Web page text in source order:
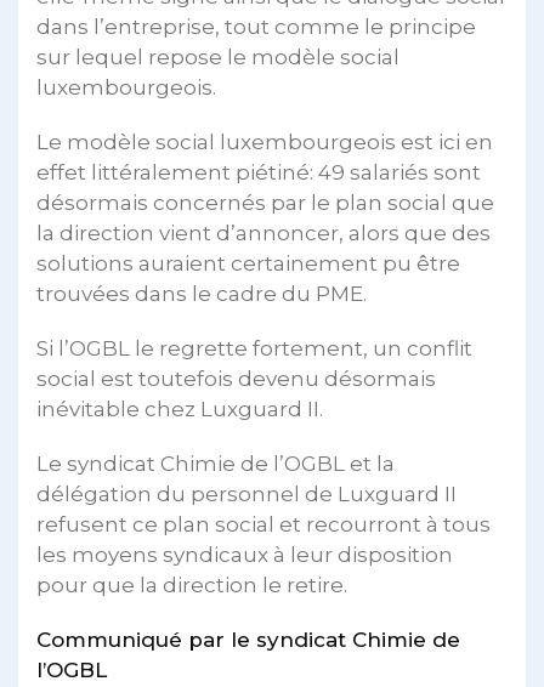
dans l’entreprise, tout comme le principe
sur lequel repose le modèle social
luxembourgeois.
Le modèle social luxembourgeois est ici en
effet littéralement piétiné: 49 salariés sont
désormais concernés par le plan social que
la direction vient d’annoncer, alors que des
solutions auraient certainement pu être
trouvées dans le cadre du PME.
Si l’OGBL le regrette fortement, un conflit
social est toutefois devenu désormais
inévitable chez Luxguard II.
Le syndicat Chimie de l’OGBL et la
délégation du personnel de Luxguard II
refusent ce plan social et recourront à tous
les moyens syndicaux à leur disposition
pour que la direction le retire.
Communiqué par le syndicat Chimie de
l’OGBL